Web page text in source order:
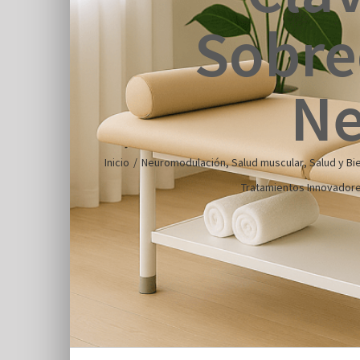
Inicio / Neuromodulación,Salud muscular,Salud y
Tratamientos